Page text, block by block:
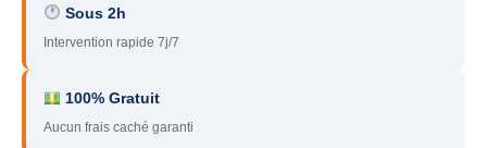
95 – Val d’Oise
– Essonne
89 – Yonne
Sous 2h
Intervention rapide 7j/7
100% Gratuit
Aucun frais caché garanti